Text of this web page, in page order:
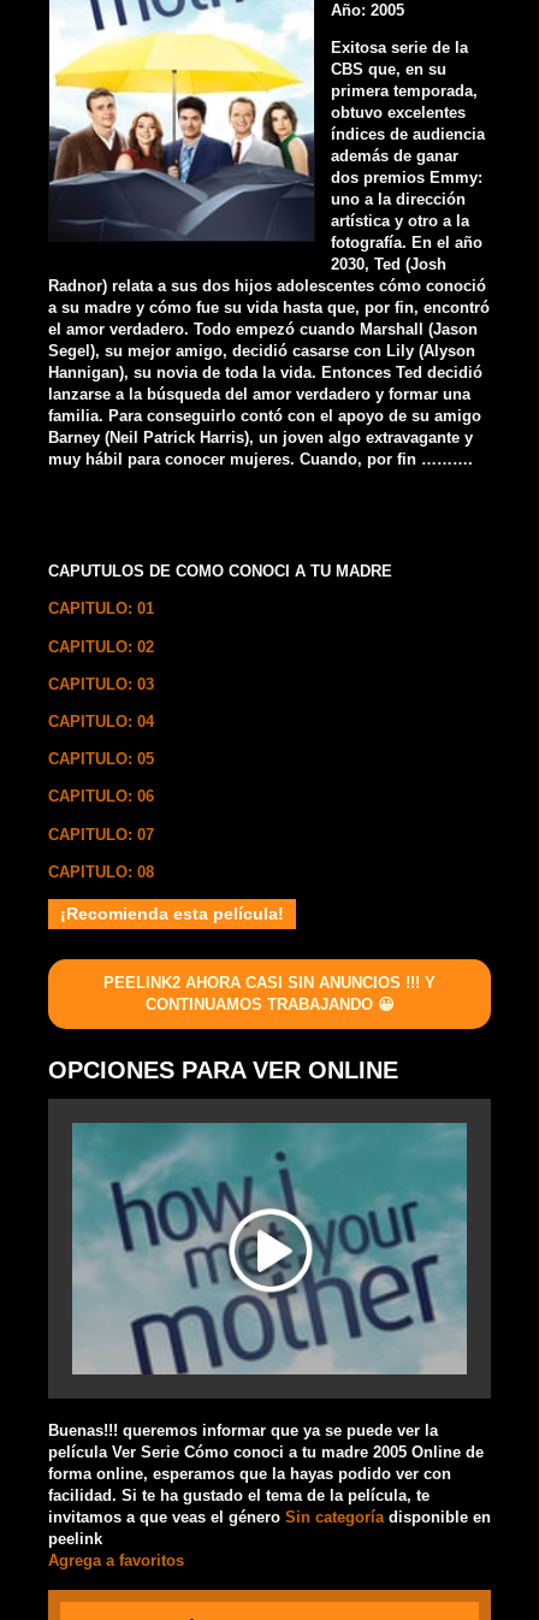
Año: 2005
Exitosa serie de la
CBS que, en su
primera temporada,
obtuvo excelentes
índices de audiencia
además de ganar
dos premios Emmy:
uno a la dirección
artística y otro a la
fotografía. En el año
2030, Ted (Josh
Radnor) relata a sus dos hijos adolescentes cómo conoció
a su madre y cómo fue su vida hasta que, por fin, encontró
el amor verdadero. Todo empezó cuando Marshall (Jason
Segel), su mejor amigo, decidió casarse con Lily (Alyson
Hannigan), su novia de toda la vida. Entonces Ted decidió
lanzarse a la búsqueda del amor verdadero y formar una
familia. Para conseguirlo contó con el apoyo de su amigo
Barney (Neil Patrick Harris), un joven algo extravagante y
muy hábil para conocer mujeres. Cuando, por fin ……….
CAPUTULOS DE COMO CONOCI A TU MADRE
CAPITULO: 01
CAPITULO: 02
CAPITULO: 03
CAPITULO: 04
CAPITULO: 05
CAPITULO: 06
CAPITULO: 07
CAPITULO: 08
¡Recomienda esta película!
PEELINK2 AHORA CASI SIN ANUNCIOS !!! Y
CONTINUAMOS TRABAJANDO 😀
OPCIONES PARA VER ONLINE
Buenas!!! queremos informar que ya se puede ver la
película Ver Serie Cómo conoci a tu madre 2005 Online de
forma online, esperamos que la hayas podido ver con
facilidad. Si te ha gustado el tema de la película, te
invitamos a que veas el género Sin categoríadisponible en
peelink
Agrega a favoritos